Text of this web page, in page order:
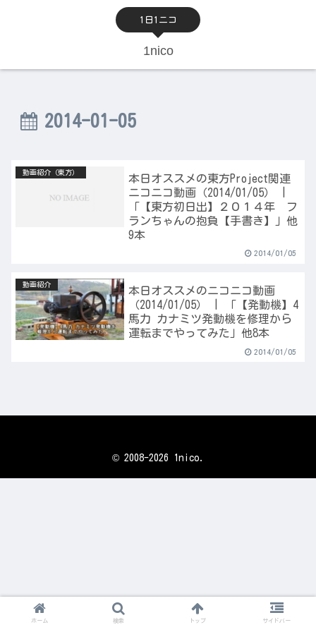
1日1ニコ
1nico
2014-01-05
動画紹介（東方）
本日オススメの東方Project関連
ニコニコ動画（2014/01/05） |
「【東方初日出】２０１４年 フ
ランちゃんの抱負【手書き】」他
9本
2014/01/05
動画紹介
本日オススメのニコニコ動画
（2014/01/05） | 「【発動機】4
馬力 カナミツ発動機を修理から
運転までやってみた」他8本
2014/01/05
© 2008-2026 1nico.
ホーム 検索 トップ サイドバー